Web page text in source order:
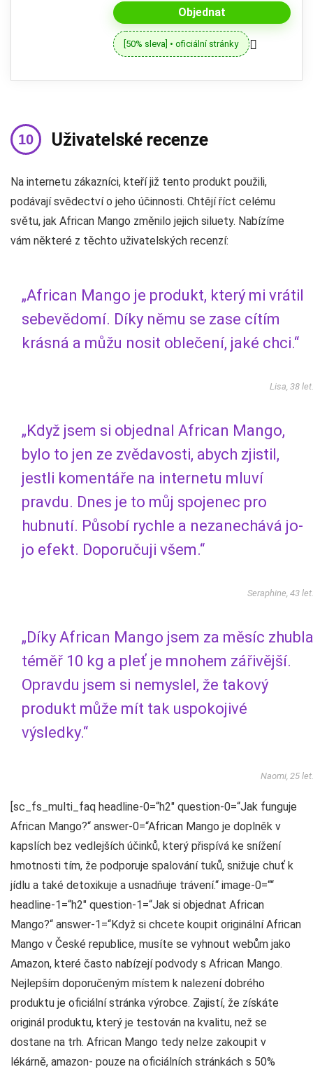
Objednat
[50% sleva] • oficiální stránky
Uživatelské recenze
Na internetu zákazníci, kteří již tento produkt použili,
podávají svědectví o jeho účinnosti. Chtějí říct celému
světu, jak African Mango změnilo jejich siluety. Nabízíme
vám některé z těchto uživatelských recenzí:
„African Mango je produkt, který mi vrátil
sebevědomí. Díky němu se zase cítím
krásná a můžu nosit oblečení, jaké chci.“
Lisa, 38 let.
„Když jsem si objednal African Mango,
bylo to jen ze zvědavosti, abych zjistil,
jestli komentáře na internetu mluví
pravdu. Dnes je to můj spojenec pro
hubnutí. Působí rychle a nezanechává jo-
jo efekt. Doporučuji všem.“
Seraphine, 43 let.
„Díky African Mango jsem za měsíc zhubla
téměř 10 kg a pleť je mnohem zářivější.
Opravdu jsem si nemyslel, že takový
produkt může mít tak uspokojivé
výsledky.“
Naomi, 25 let.
[sc_fs_multi_faq headline-0=“h2″ question-0=“Jak funguje
African Mango?“ answer-0=“African Mango je doplněk v
kapslích bez vedlejších účinků, který přispívá ke snížení
hmotnosti tím, že podporuje spalování tuků, snižuje chuť k
jídlu a také detoxikuje a usnadňuje trávení.“ image-0=““
headline-1=“h2″ question-1=“Jak si objednat African
Mango?“ answer-1=“Když si chcete koupit originální African
Mango v České republice, musíte se vyhnout webům jako
Amazon, které často nabízejí podvody s African Mango.
Nejlepším doporučeným místem k nalezení dobrého
produktu je oficiální stránka výrobce. Zajistí, že získáte
originál produktu, který je testován na kvalitu, než se
dostane na trh. African Mango tedy nelze zakoupit v
lékárně, amazon- pouze na oficiálních stránkách s 50%